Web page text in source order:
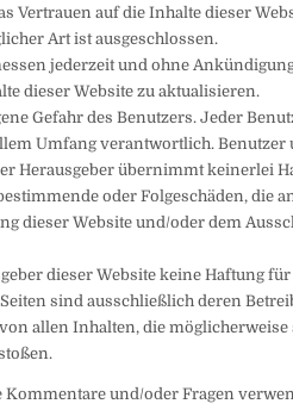
Vertrauen auf die Inhalte dieser
Art ist ausgeschlossen.
jederzeit und ohne
dieser Website zu aktualisieren.
Gefahr des Benutzers. Jeder
Umfang verantwortlich. Benutzer
Herausgeber übernimmt keinerlei
oder Folgeschäden, die
dieser Website und/oder dem
dieser Website keine Haftung
sind ausschließlich deren
allen Inhalten, die möglicherweise
und/oder Fragen